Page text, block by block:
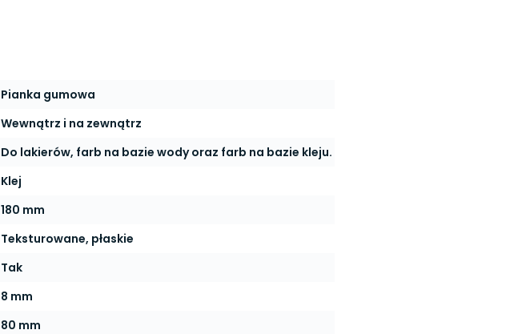
Pianka gumowa
Wewnątrz i na zewnątrz
Do lakierów, farb na bazie wody oraz farb na bazie kleju.
Klej
180 mm
Teksturowane, płaskie
Tak
8 mm
80 mm